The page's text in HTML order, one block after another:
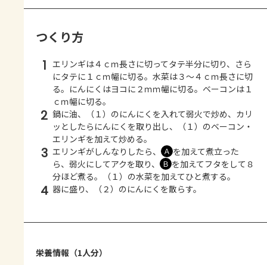
つくり方
1 エリンギは４ｃｍ長さに切ってタテ半分に切り、さら
にタテに１ｃｍ幅に切る。水菜は３～４ｃｍ長さに切
る。にんにくはヨコに２ｍｍ幅に切る。ベーコンは１
ｃｍ幅に切る。
2 鍋に油、（１）のにんにくを入れて弱火で炒め、カリ
ッとしたらにんにくを取り出し、（１）のベーコン・
エリンギを加えて炒める。
3 エリンギがしんなりしたら、 Ａ を加えて煮立った
ら、弱火にしてアクを取り、
Ｂ を加えてフタをして８
分ほど煮る。（１）の水菜を加えてひと煮する。
4 器に盛り、（２）のにんにくを散らす。
栄養情報（1人分）